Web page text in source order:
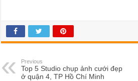
Previous
Top 5 Studio chụp ảnh cưới đẹp
ở quận 4, TP Hồ Chí Minh